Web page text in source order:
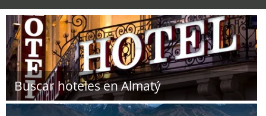
Buscar hoteles en Almatý